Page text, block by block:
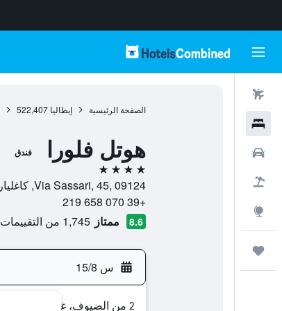
الصفحة الرئيسية إيطاليا 522,407
هوتل فلورا فندق
4 نجوم
Via Sassari, 45, 09124, كاغلياري, سردينيا, إيطاليا
+39 070 658 219
8.6 ممتاز 1,745 من التقييمات تم التحقق منها
س 15/8
2 من الضيوف، غرفة واحدة